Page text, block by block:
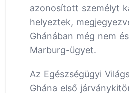
azonosított személyt
helyeztek,
Ghánában még nem
Marburg-ügyet.
Az Egészségügyi
Ghána első